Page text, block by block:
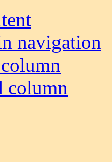
navigation
column